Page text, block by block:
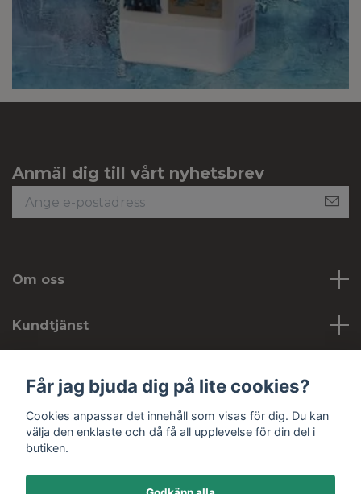
Anmäl dig till vårt nyhetsbrev
Om oss
Kundtjänst
Sociala medier
Får jag bjuda dig på lite cookies?
Cookies anpassar det innehåll som visas för dig. Du kan
välja den enklaste och då få all upplevelse för din del i
butiken.